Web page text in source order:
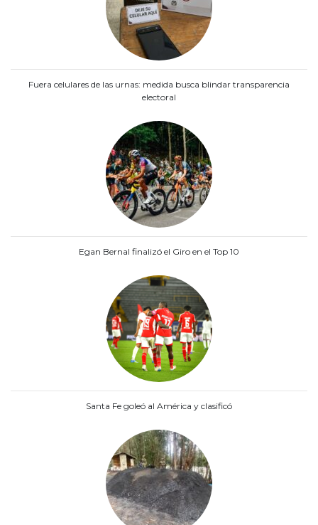
Fuera celulares de las urnas: medida busca blindar transparencia
electoral
Egan Bernal finalizó el Giro en el Top 10
Santa Fe goleó al América y clasificó